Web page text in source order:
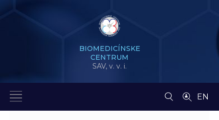
BIOMEDICÍNSKE
CENTRUM
SAV, v. v. i.
EN